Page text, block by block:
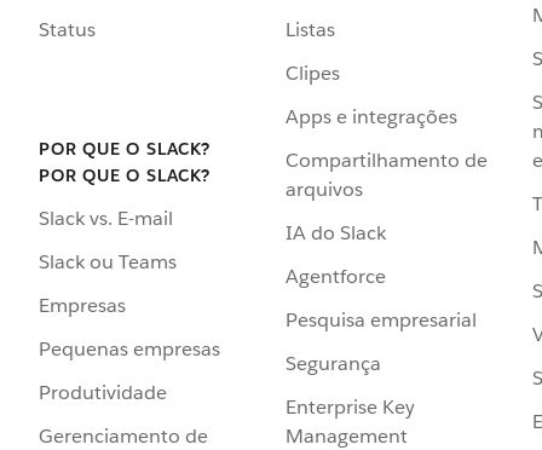
Status
POR QUE O SLACK?
POR QUE O SLACK?
Slack vs. E-mail
Slack ou Teams
Empresas
Pequenas empresas
Produtividade
Gerenciamento de
Listas
Clipes
Apps e integrações
Compartilhamento de
arquivos
IA do Slack
Agentforce
Pesquisa empresarial
Segurança
Enterprise Key
Management